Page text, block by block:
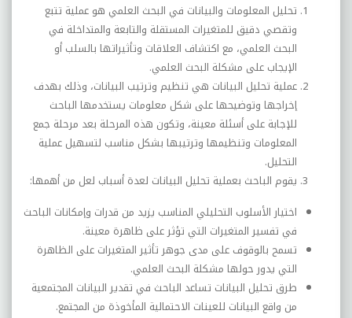
تحليل المعلومات والبيانات في البحث العلمي هو عملية تتبع
وتقصي دقيق للمتغيرات المستقلة والتابعة والمتداخلة في
البحث العلمي، مع اكتشاف العلاقات وتأثيراتها بالسلب أو
الإيجاب على مشكلة البحث العلمي.
عملية تحليل البيانات هي تنظيم وترتيب البيانات، وذلك بهدف
إخراجها وتوضيحها على شكل معلومات يستخدمها الباحث
للإجابة على أسئلة معينة، وتكون هذه المرحلة بعد مرحلة جمع
المعلومات وتنظيمها وترتيبها بشكل مناسب لتسهيل عملية
التحليل.
يقوم الباحث بعملية تحليل البيانات لعدة أسباب لعل من أهمها:
اختيار الأسلوب التحليلي المناسب يزيد من قدرات وإمكانات الباحث
في تفسير المتغيرات التي تؤثر على ظاهرة معينة.
تسمح بالوقوف على مدى جوهر تأثير المتغيرات على الظاهرة
التي يدور حولها مشكلة البحث العلمي.
طرق تحليل البيانات تساعد الباحث في تقدير البيانات المجتمعية
من واقع البيانات للعينات الاحتمالية المأخوذة من المجتمع.